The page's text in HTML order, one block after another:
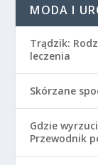
MODA I
Trądzik:
leczenia
Skórzane
Gdzie
Przewodnik